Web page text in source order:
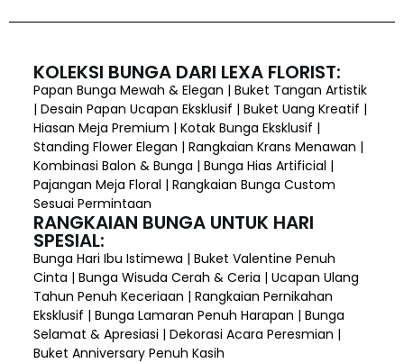
KOLEKSI BUNGA DARI LEXA FLORIST:
Papan Bunga Mewah & Elegan | Buket Tangan Artistik
| Desain Papan Ucapan Eksklusif | Buket Uang Kreatif |
Hiasan Meja Premium | Kotak Bunga Eksklusif |
Standing Flower Elegan | Rangkaian Krans Menawan |
Kombinasi Balon & Bunga | Bunga Hias Artificial |
Pajangan Meja Floral | Rangkaian Bunga Custom
Sesuai Permintaan
RANGKAIAN BUNGA UNTUK HARI
SPESIAL:
Bunga Hari Ibu Istimewa | Buket Valentine Penuh
Cinta | Bunga Wisuda Cerah & Ceria | Ucapan Ulang
Tahun Penuh Keceriaan | Rangkaian Pernikahan
Eksklusif | Bunga Lamaran Penuh Harapan | Bunga
Selamat & Apresiasi | Dekorasi Acara Peresmian |
Buket Anniversary Penuh Kasih